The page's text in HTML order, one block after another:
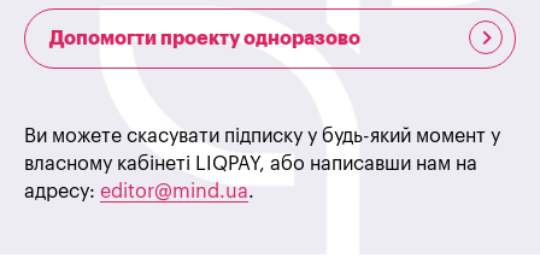
Допомогти проекту одноразово
Ви можете скасувати підписку у будь-який момент у
власному кабінеті LIQPAY, або написавши нам на
адресу: editor@mind.ua.